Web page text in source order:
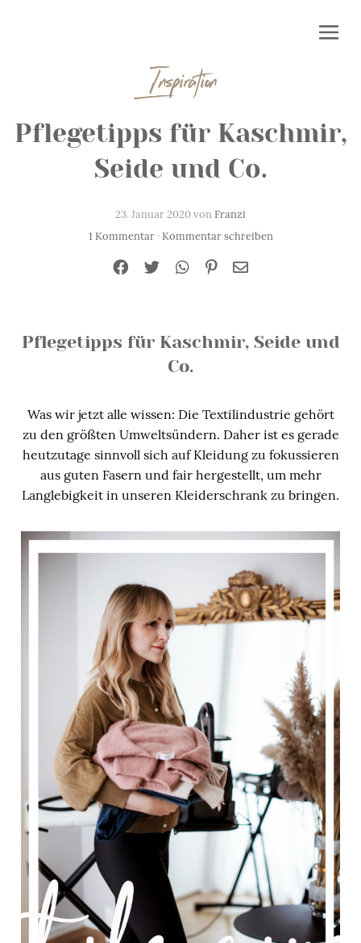
Inspiration
Pflegetipps für Kaschmir,
Seide und Co.
23. Januar 2020 vonFranzi
1 Kommentar· Kommentar schreiben
Pflegetipps für Kaschmir, Seide und
Co.
Was wir jetzt alle wissen: Die Textilindustrie gehört
zu den größten Umweltsündern. Daher ist es gerade
heutzutage sinnvoll sich auf Kleidung zu fokussieren
aus guten Fasern und fair hergestellt, um mehr
Langlebigkeit in unseren Kleiderschrank zu bringen.